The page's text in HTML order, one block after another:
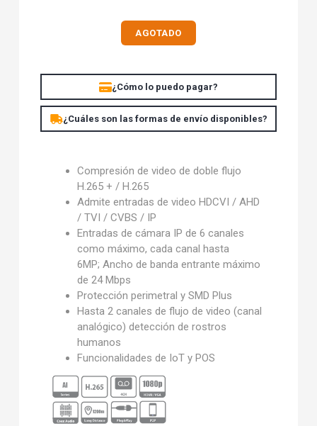
AGOTADO
¿Cómo lo puedo pagar?
¿Cuáles son las formas de envío disponibles?
Compresión de video de doble flujo
H.265 + / H.265
Admite entradas de video HDCVI / AHD
/ TVI / CVBS / IP
Entradas de cámara IP de 6 canales
como máximo, cada canal hasta
6MP; Ancho de banda entrante máximo
de 24 Mbps
Protección perimetral y SMD Plus
Hasta 2 canales de flujo de video (canal
analógico) detección de rostros
humanos
Funcionalidades de IoT y POS